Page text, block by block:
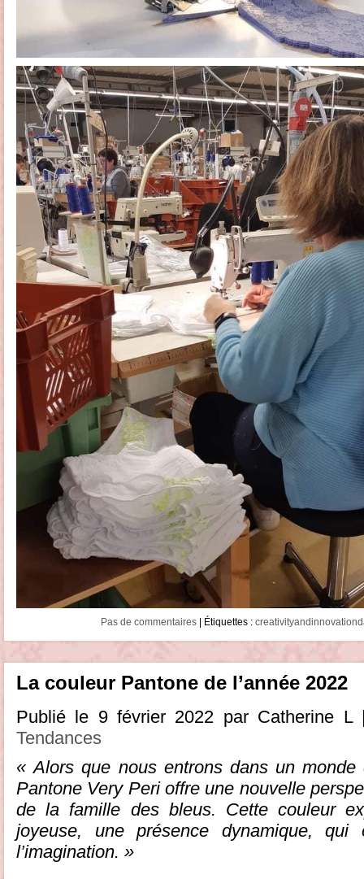
Pas de commentaires | Étiquettes :
La couleur Pantone de l’année 2022
Publié le 9 février 2022 par Catherine
Tendances
« Alors que nous entrons dans un
Pantone Very Peri offre une nouvelle
de la famille des bleus. Cette couleur
joyeuse, une présence dynamique, qui
l’imagination. »